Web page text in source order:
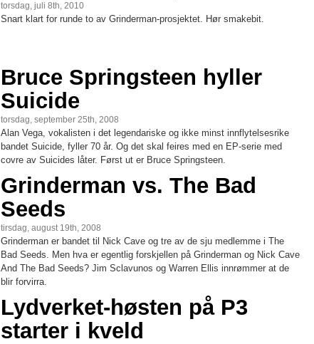
torsdag, juli 8th, 2010
Snart klart for runde to av Grinderman-prosjektet. Hør smakebit.
Bruce Springsteen hyller
Suicide
torsdag, september 25th, 2008
Alan Vega, vokalisten i det legendariske og ikke minst innflytelsesrike
bandet Suicide, fyller 70 år. Og det skal feires med en EP-serie med
covre av Suicides låter. Først ut er Bruce Springsteen.
Grinderman vs. The Bad
Seeds
tirsdag, august 19th, 2008
Grinderman er bandet til Nick Cave og tre av de sju medlemme i The
Bad Seeds. Men hva er egentlig forskjellen på Grinderman og Nick Cave
And The Bad Seeds? Jim Sclavunos og Warren Ellis innrømmer at de
blir forvirra.
Lydverket-høsten på P3
starter i kveld